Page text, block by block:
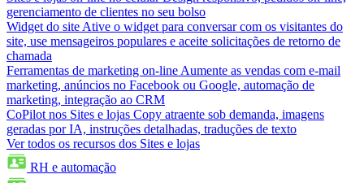
gerenciamento de clientes no seu bolso
Widget do site Ative o widget para conversar com os visitantes do
site, use mensageiros populares e aceite solicitações de retorno de
chamada
Ferramentas de marketing on-line Aumente as vendas com e-mail
marketing, anúncios no Facebook ou Google, automação de
marketing, integração ao CRM
CoPilot nos Sites e lojas Copy atraente sob demanda, imagens
geradas por IA, instruções detalhadas, traduções de texto
Ver todos os recursos dos Sites e lojas
RH e automação